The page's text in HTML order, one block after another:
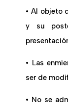
• Al objeto
y su
• Las
ser de
• No se